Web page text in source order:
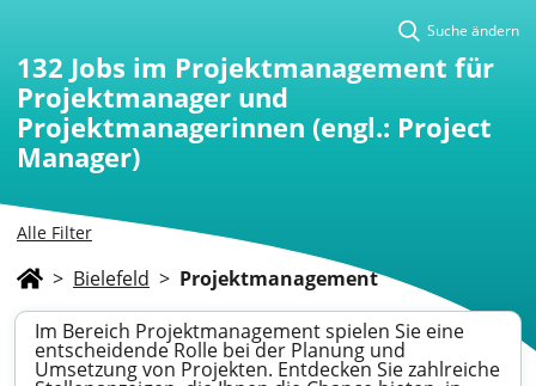
Alle Filter
Suche ändern
132 Jobs im Projektmanagement für
Projektmanager und
Projektmanagerinnen (engl.: Project
Manager)
> Bielefeld > Projektmanagement
Im Bereich Projektmanagement spielen Sie eine
entscheidende Rolle bei der Planung und
Umsetzung von Projekten. Entdecken Sie zahlreiche